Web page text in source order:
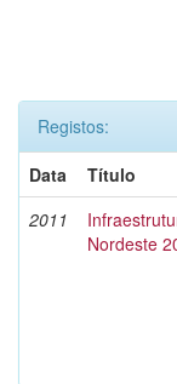
Registos:
Data
Título
2011
Nordeste